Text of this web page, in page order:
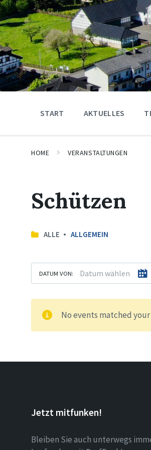
START AKTUELLES
HOME VERANSTALTUNGEN
Schützen
ALLE ALLGEMEIN
DATUM VON:
No events matched
Jetzt mitfunken!
Bleiben Sie auch unterwegs